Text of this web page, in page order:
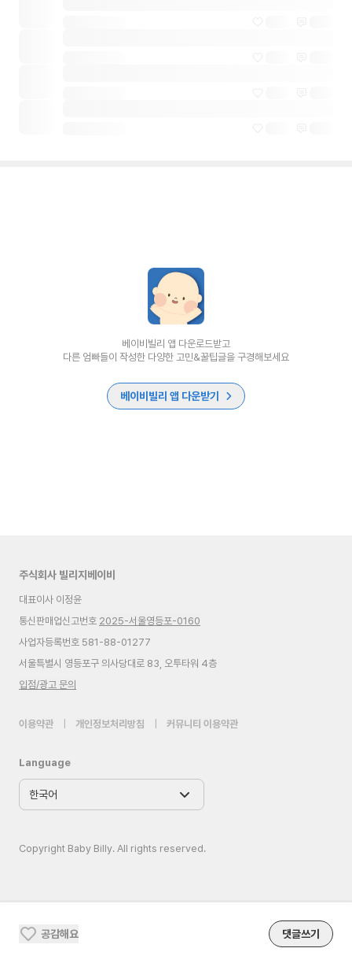
공감해요 댓글쓰기
베이비빌리 앱 다운로드받고
다른 엄빠들이 작성한 다양한 고민&꿀팁글을 구경해보세요
베이비빌리 앱 다운받기
주식회사 빌리지베이비
대표이사 이정윤
통신판매업신고번호 2025-서울영등포-0160
사업자등록번호 581-88-01277
서울특별시 영등포구 의사당대로 83, 오투타워 4층
입점/광고 문의
이용약관 개인정보처리방침 커뮤니티 이용약관
Language
Copyright Baby Billy. All rights reserved.